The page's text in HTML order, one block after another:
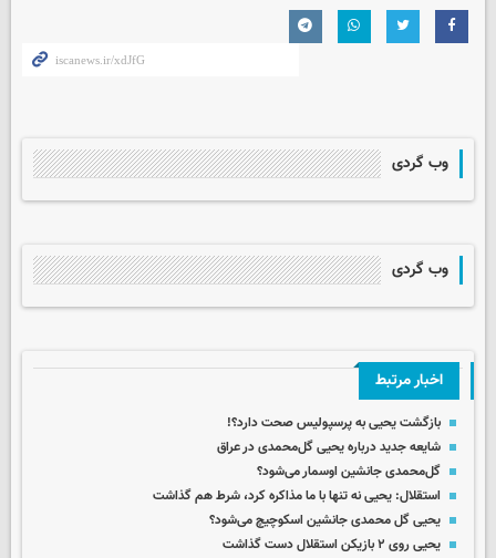
وب گردی
وب گردی
اخبار مرتبط
بازگشت یحیی به پرسپولیس صحت دارد؟!
شایعه جدید درباره یحیی گل‌محمدی در عراق
گل‌محمدی جانشین اوسمار می‌شود؟
استقلال: یحیی نه تنها با ما مذاکره کرد، شرط هم گذاشت
یحیی گل محمدی جانشین اسکوچیچ می‌شود؟
یحیی روی ۲ بازیکن استقلال دست گذاشت